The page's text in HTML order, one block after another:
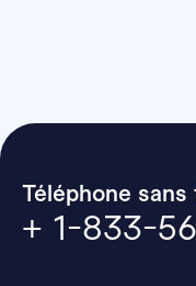
Téléphone sans
+ 1-833-